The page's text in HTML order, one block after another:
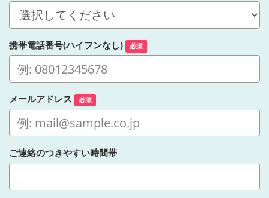
携帯電話番号(ハイフンなし) 必須
メールアドレス 必須
ご連絡のつきやすい時間帯